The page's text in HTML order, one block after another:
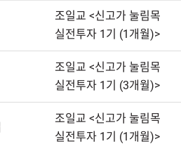
조일교<신고가눌림목
실전투자1기(1개월)>
조일교<신고가눌림목
실전투자1기(3개월)>
조일교<신고가눌림목
실전투자1기(1개월)>